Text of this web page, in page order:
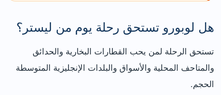
هل لوبورو تستحق رحلة يوم من ليستر؟
تستحق الرحلة لمن يحب القطارات البخارية والحدائق
والمتاحف المحلية والأسواق والبلدات الإنجليزية المتوسطة
الحجم.